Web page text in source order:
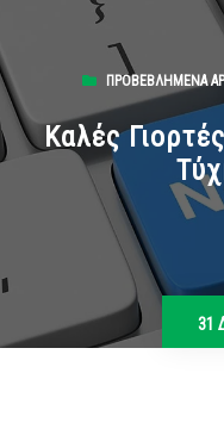
ΠΡΟΒΕΒΛΗΜΈΝΑ
Καλές
31